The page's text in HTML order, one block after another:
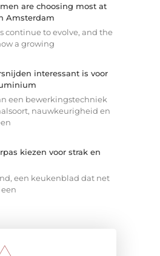
are choosing most at
Amsterdam
continue to evolve, and the
a growing
interessant is voor
een bewerkingstechniek
nauwkeurigheid en
kiezen voor strak en
een keukenblad dat net